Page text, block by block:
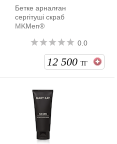
Бетке арналған
сергітуші скраб
MKMen®
0.0
12 500 ТГ